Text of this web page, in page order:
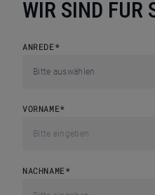
WIR SIND FÜR
ANREDE*
VORNAME*
NACHNAME*